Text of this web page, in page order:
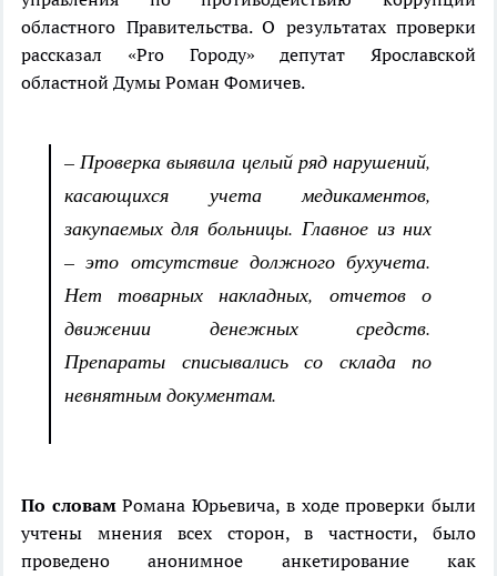
областного Правительства. О результатах проверки
рассказал «Pro Городу» депутат Ярославской
областной Думы Роман Фомичев.
– Проверка выявила целый ряд нарушений,
касающихся учета медикаментов,
закупаемых для больницы. Главное из них
– это отсутствие должного бухучета.
Нет товарных накладных, отчетов о
движении денежных средств.
Препараты списывались со склада по
невнятным документам.
По словамРомана Юрьевича, в ходе проверки были
учтены мнения всех сторон, в частности, было
проведено анонимное анкетирование как